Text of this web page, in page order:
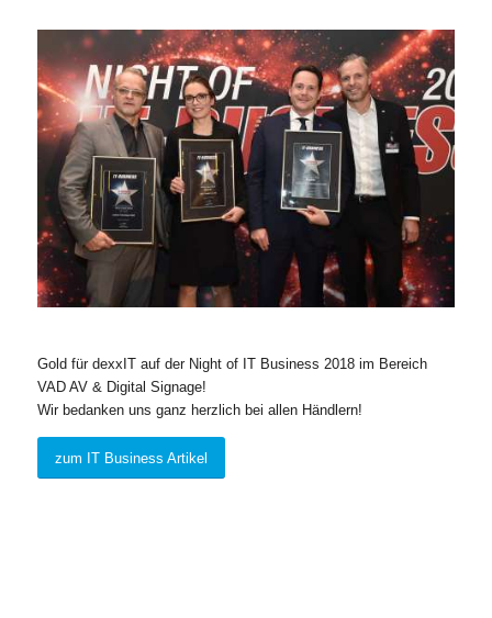
Gold für dexxIT auf der Night of IT Business 2018 im Bereich
VAD AV & Digital Signage!
Wir bedanken uns ganz herzlich bei allen Händlern!
zum IT Business Artikel